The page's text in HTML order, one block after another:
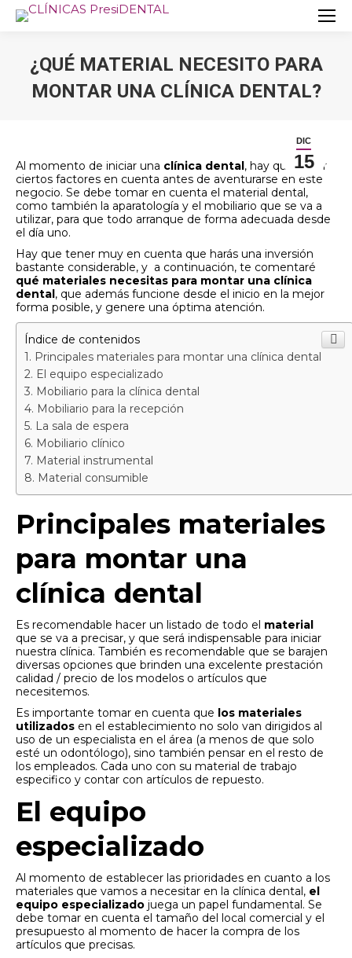
¿QUÉ MATERIAL NECESITO PARA
MONTAR UNA CLÍNICA DENTAL?
DIC
15
Al momento de iniciar una clínica dental, hay que tener
ciertos factores en cuenta antes de aventurarse en este
negocio. Se debe tomar en cuenta el material dental,
como también la aparatología y el mobiliario que se va a
utilizar, para que todo arranque de forma adecuada desde
el día uno.
Hay que tener muy en cuenta que harás una inversión
bastante considerable, y a continuación, te comentaré
qué materiales necesitas para montar una clínica
dental, que además funcione desde el inicio en la mejor
forma posible, y genere una óptima atención.
Índice de contenidos
Principales materiales para montar una clínica dental
El equipo especializado
Mobiliario para la clínica dental
Mobiliario para la recepción
La sala de espera
Mobiliario clínico
Material instrumental
Material consumible
Principales materiales
para montar una
clínica dental
Es recomendable hacer un listado de todo el material
que se va a precisar, y que será indispensable para iniciar
nuestra clínica. También es recomendable que se barajen
diversas opciones que brinden una excelente prestación
calidad / precio de los modelos o artículos que
necesitemos.
Es importante tomar en cuenta que los materiales
utilizados en el establecimiento no solo van dirigidos al
uso de un especialista en el área (a menos de que solo
esté un odontólogo), sino también pensar en el resto de
los empleados. Cada uno con su material de trabajo
especifico y contar con artículos de repuesto.
El equipo
especializado
Al momento de establecer las prioridades en cuanto a los
materiales que vamos a necesitar en la clínica dental, el
equipo especializado juega un papel fundamental. Se
debe tomar en cuenta el tamaño del local comercial y el
presupuesto al momento de hacer la compra de los
artículos que precisas.